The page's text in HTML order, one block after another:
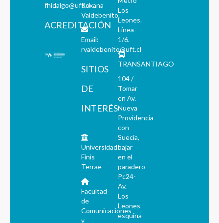
fhidalgo@uft.cl
ACREDITACIÓN
Roxana
Valdebenito.
Email:
rvaldebenito@uft.cl
SITIOS
DE
INTERÉS
Universidad
Finis
Terrae
Facultad
de
Comunicaciones
y
Los
Leones.
Línea
1/6.
TRANSANTIAGO
104 /
Tomar
en Av.
Nueva
Providencia
con
Suecia,
bajar
en el
paradero
Pc24-
Av.
Los
Leones
esquina